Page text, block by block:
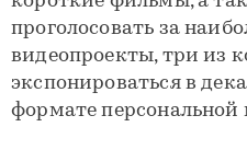
проголосовать за
видеопроекты, три из
экспонироваться в
формате